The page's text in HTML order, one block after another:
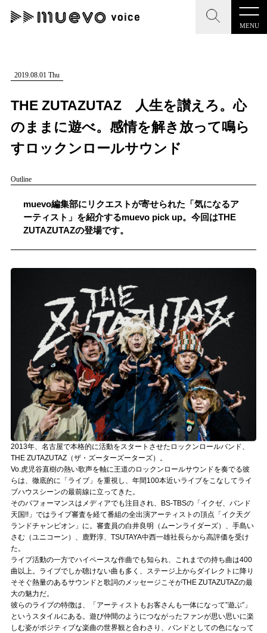
MENU
CLOSE
記事を検索する
#男性シンガー #HR/HM #女性シンガー
#ヒップホップ #男性シンガーグループ
CLOSE
"読者の声を形にする”音楽特化メディア
MENU
記事一覧
プレスリリース一覧
会社概要
ログイン
muevoクラウドファンディング
muevoコミュニティ
ぶいクラ！by muevo
ぶいコミュ！by muevo
ぶいマガ！ by muevo
Follow us
Official SNS
2019.08.01 Thu
THE ZUTAZUTAZ 人生を讃えろ。心
のままに遊べ。感情を解き放って鳴ら
すロックンロールサウンド
Outline
muevo編集部にリクエストが寄せられた「気になるア
ーティスト」を紹介するmuevo pick up。今回はTHE
ZUTAZUTAZの登場です。
2013年、名古屋で本格的に活動をスタートさせたロックンロールバンド、
THE ZUTAZUTAZ（ザ・ズーターズーターズ）。
Vo.虎児谷直樹の熱い歌声を軸に王道のロックンロールサウンドを奏でる彼
らは、徹底的に「ライブ」を重視し、年間100本近いライブをこなしてライ
ブハウスシーンの最前線に立ってきた。
そのパフォーマンスはメディアでも注目され、BS-TBSの「イクゼ、バンド
天国!!」ではライブ審査を経て番組の全出演アーティストの頂点「イク天グ
ランドチャンピオン」に。審査員の白井良明（ムーンライダーズ）、手島い
さむ（ユニコーン）、鹿野淳、TSUTAYA中西一雄社長らから高評価を受け
た。
ライブ活動の一方でハイペースな作曲でも知られ、これまでの持ち曲は400
曲以上。ライブでしか聴けない曲も多く、ステージ上からダイレクトに降り
そそぐ熱量のあるサウンドと歌詞のメッセージこそがTHE ZUTAZUTAZの最
大の魅力だ。
彼らのライブの特徴は、「アーティストもお客さんも一体になって”遊ぶ”」
というスタイルにある。遊び仲間のようにつながったファンが思い思いに楽
しむ姿がポジティブな楽曲の世界観と合わさり、バンドとしての色になって